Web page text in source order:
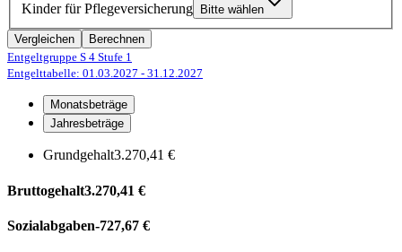
Kinder für Pflegeversicherung
Bitte wählen
Vergleichen
Berechnen
Entgeltgruppe S 4 Stufe 1
Entgelttabelle: 01.03.2027 - 31.12.2027
Monatsbeträge
Jahresbeträge
Grundgehalt3.270,41 €
Bruttogehalt3.270,41 €
Sozialabgaben-727,67 €